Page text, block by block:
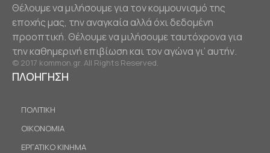
Θέλουμε να μιλήσουμε για τον κομμουνισμό της
εποχής μας, την αναγκαία αλλά όχι δεδομένη
προοπτική. Θέλουμε να μιλήσουμε ταυτόχρονα για
την καθημερινή επιβίωση και τον αγώνα γι’ αυτήν.
© 2017 kommon.gr. All Rights Reserved.
ΠΛΟΗΓΗΣΗ
ΠΟΛΙΤΙΚΗ
ΟΙΚΟΝΟΜΙΑ
ΕΡΓΑΤΙΚΟ ΚΙΝΗΜΑ